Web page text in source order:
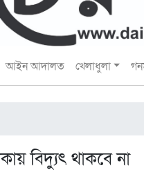
আইন আদালত খেলাধুলা
বিদ্যুৎ থাকবে না